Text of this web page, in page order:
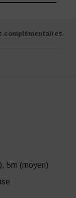
complémentaires
5m (moyen)